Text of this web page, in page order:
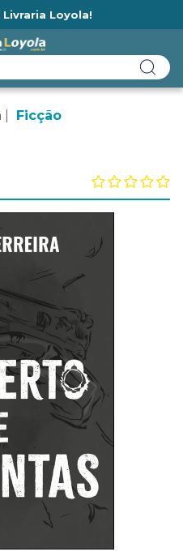
Loyola!
Ficção